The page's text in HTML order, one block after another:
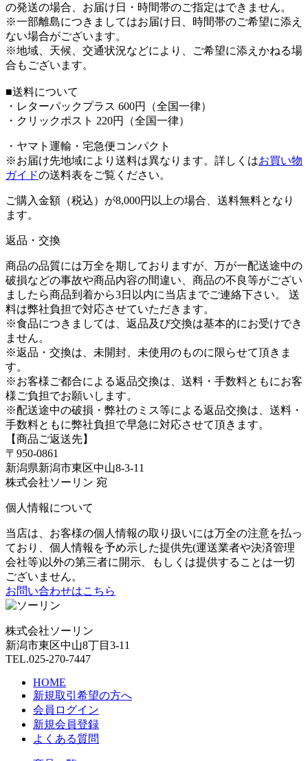
の発送の場合、お届け日・時間帯のご指定はできません。
※一部離島につきましてはお届け日、時間帯のご希望に添え
ない場合がございます。
※地域、天候、交通状況などにより、ご希望に添えかねる場
合もございます。
■送料について
・レターパックプラス 600円（全国一律）
・クリックポスト 220円（全国一律）
・ヤマト運輸・宅急便コンパクト
※お届け先地域により送料は異なります。 詳しくはお買い物
ガイドの送料表をご覧ください。
ご購入金額（税込）が8,000円以上の場合、送料無料となり
ます。
返品・交換
商品の品質には万全を期しておりますが、万が一配送途中の
破損などの事故や商品内容の間違い、商品の不良等がござい
ましたら商品到着から3日以内に当店までご連絡下さい。 送
料は弊社負担で対応させていただきます。
※食品につきましては、返品及び交換は基本的にお受けでき
ません。
※返品・交換は、未開封、未使用のものに限らせて頂きま
す。
※お客様ご都合による返品交換は、送料・手数料ともにお客
様ご負担でお願いします。
※配送途中の破損・弊社のミス等による返品交換は、送料・
手数料ともに弊社負担で早急に対応させて頂きます。
【商品ご返送先】
〒950-0861
新潟県新潟市東区中山8-3-11
株式会社ソーリン 宛
個人情報について
当店は、お客様の個人情報の取り扱いには万全の注意を払っ
ており、個人情報を予め示した提供先(運送業者や決済管理
会社等)以外の第三者に開示、もしくは提供することは一切
ございません。
お問い合わせはこちら
株式会社ソーリン
新潟市東区中山8丁目3-11
TEL.025-270-7447
HOME
新規取引希望の方へ
会員ログイン
新規会員登録
よくある質問